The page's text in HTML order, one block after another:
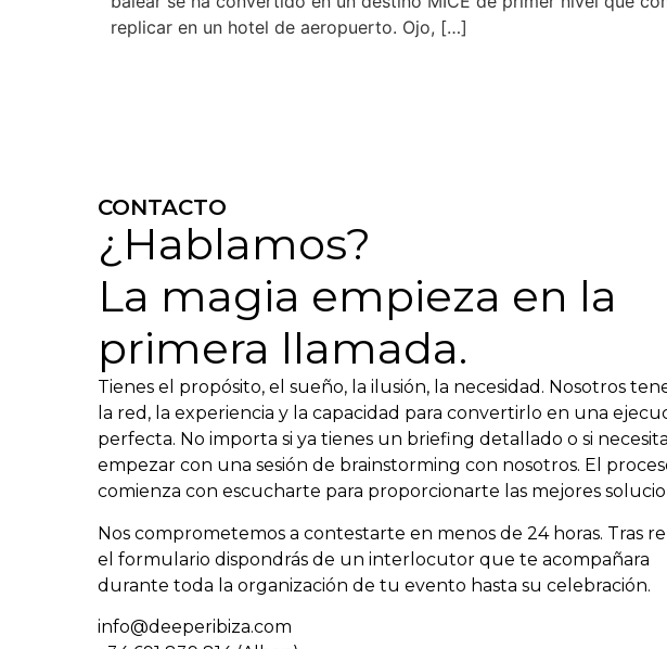
replicar en un hotel de aeropuerto. Ojo, […]
CONTACTO
¿Hablamos?
La magia empieza en la
primera llamada.
Tienes el propósito, el sueño, la ilusión, la necesidad. Nosotros
la red, la experiencia y la capacidad para convertirlo en una
perfecta. No importa si ya tienes un briefing detallado o si
empezar con una sesión de brainstorming con nosotros. El
comienza con escucharte para proporcionarte las mejores
Nos comprometemos a contestarte en menos de 24 horas. Tras
el formulario dispondrás de un interlocutor que te acompañara
durante toda la organización de tu evento hasta su celebración.
info@deeperibiza.com